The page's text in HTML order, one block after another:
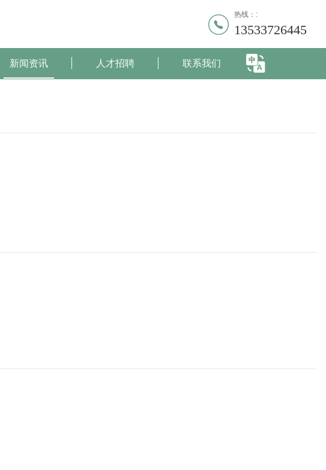
热线：:
13533726445
新闻资讯 人才招聘 联系我们